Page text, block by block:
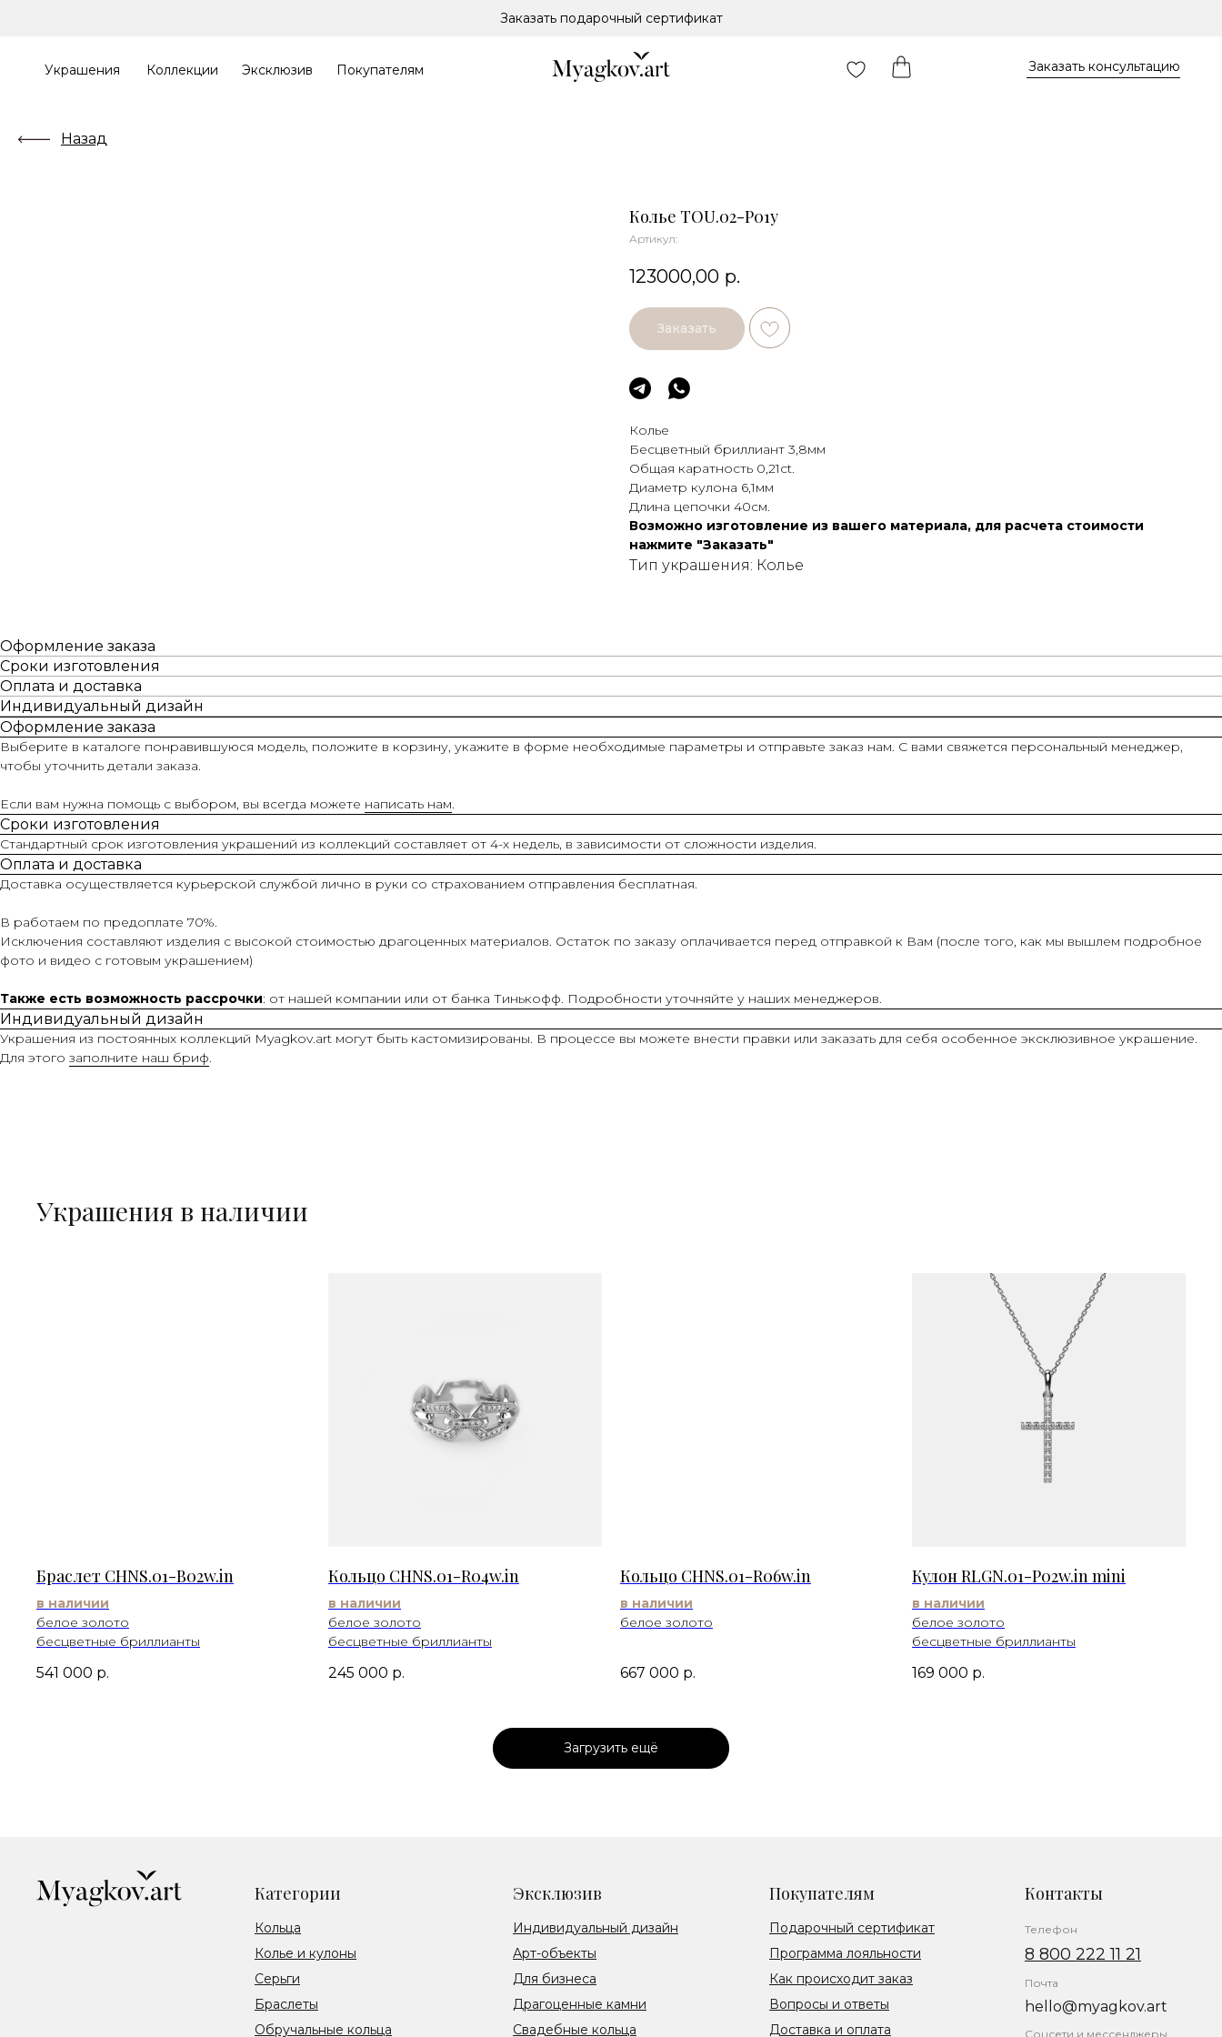
Заказать консультацию
Заказать подарочный сертификат
Покупателям
Коллекции Эксклюзив
Украшения
Назад
Колье TOU.02-P01y
Артикул:
123000,00 р.
Заказать
Колье
Бесцветный бриллиант 3,8мм
Общая каратность 0,21сt.
Диаметр кулона 6,1мм
Длина цепочки 40см.
Возможно изготовление из вашего материала, для расчета стоимости
нажмите "Заказать"
Тип украшения: Колье
Оформление заказа
Сроки изготовления
Оплата и доставка
Индивидуальный дизайн
Оформление заказа
Выберите в каталоге понравившуюся модель, положите в корзину, укажите в форме необходимые параметры и отправьте заказ нам. С вами свяжется персональный менеджер,
чтобы уточнить детали заказа.
Если вам нужна помощь с выбором, вы всегда можете написать нам.
Сроки изготовления
Стандартный срок изготовления украшений из коллекций составляет от 4-х недель, в зависимости от сложности изделия.
Оплата и доставка
Доставка осуществляется курьерской службой лично в руки со страхованием отправления бесплатная.
В работаем по предоплате 70%.
Исключения составляют изделия с высокой стоимостью драгоценных материалов. Остаток по заказу оплачивается перед отправкой к Вам (после того, как мы вышлем подробное
фото и видео с готовым украшением)
Также есть возможность рассрочки: от нашей компании или от банка Тинькофф. Подробности уточняйте у наших менеджеров.
Индивидуальный дизайн
Украшения из постоянных коллекций Myagkov.art могут быть кастомизированы. В процессе вы можете внести правки или заказать для себя особенное эксклюзивное украшение.
Для этого заполните наш бриф.
Украшения в наличии
Браслет CHNS.01-B02w.in
в наличии
белое золото
бесцветные бриллианты
541 000 р.
Кольцо CHNS.01-R04w.in
в наличии
белое золото
бесцветные бриллианты
245 000 р.
Кольцо CHNS.01-R06w.in
в наличии
белое золото
667 000 р.
Кулон RLGN.01-P02w.in mini
в наличии
белое золото
бесцветные бриллианты
169 000 р.
Загрузить ещё
Контакты
Покупателям
Эксклюзив
Категории
Телефон
Доставка и оплата
Вопросы и ответы
Как происходит заказ
Подарочный сертификат
Свадебные кольца
Драгоценные камни
Для бизнеса
Арт-объекты
Индивидуальный дизайн
Обручальные кольца
Браслеты
Серьги
Колье и кулоны
Кольца
Соцсети и мессенджеры
hello@myagkov.art
Почта
8 800 222 11 21
Программа лояльности